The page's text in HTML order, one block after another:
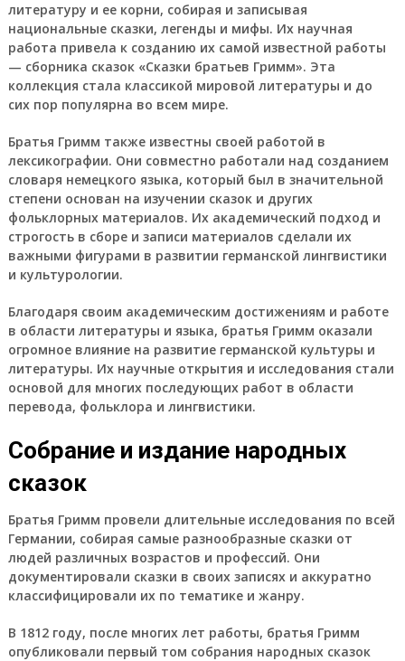
литературу и ее корни, собирая и записывая
национальные сказки, легенды и мифы. Их научная
работа привела к созданию их самой известной работы
— сборника сказок «Сказки братьев Гримм». Эта
коллекция стала классикой мировой литературы и до
сих пор популярна во всем мире.
Братья Гримм также известны своей работой в
лексикографии. Они совместно работали над созданием
словаря немецкого языка, который был в значительной
степени основан на изучении сказок и других
фольклорных материалов. Их академический подход и
строгость в сборе и записи материалов сделали их
важными фигурами в развитии германской лингвистики
и культурологии.
Благодаря своим академическим достижениям и работе
в области литературы и языка, братья Гримм оказали
огромное влияние на развитие германской культуры и
литературы. Их научные открытия и исследования стали
основой для многих последующих работ в области
перевода, фольклора и лингвистики.
Собрание и издание народных
сказок
Братья Гримм провели длительные исследования по всей
Германии, собирая самые разнообразные сказки от
людей различных возрастов и профессий. Они
документировали сказки в своих записях и аккуратно
классифицировали их по тематике и жанру.
В 1812 году, после многих лет работы, братья Гримм
опубликовали первый том собрания народных сказок